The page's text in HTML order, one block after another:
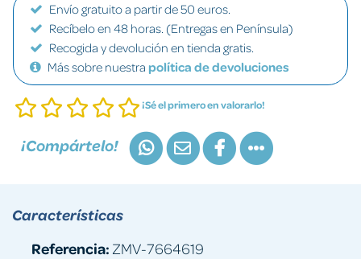
Envío gratuito a partir de 50 euros.
Recíbelo en 48 horas. (Entregas en Península)
Recogida y devolución en tienda gratis.
Más sobre nuestra política de devoluciones
¡Sé el primero en valorarlo!
¡Compártelo!
Características
Referencia: ZMV-7664619